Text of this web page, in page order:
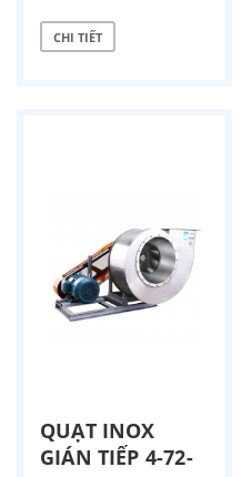
CHI TIẾT
QUẠT INOX
GIÁN TIẾP 4-72-